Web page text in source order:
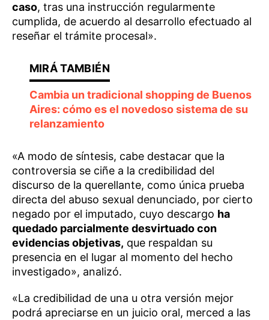
caso, tras una instrucción regularmente
cumplida, de acuerdo al desarrollo efectuado al
reseñar el trámite procesal».
Cambia un tradicional shopping de Buenos
Aires: cómo es el novedoso sistema de su
relanzamiento
«A modo de síntesis, cabe destacar que la
controversia se ciñe a la credibilidad del
discurso de la querellante, como única prueba
directa del abuso sexual denunciado, por cierto
negado por el imputado, cuyo descargo ha
quedado parcialmente desvirtuado con
evidencias objetivas, que respaldan su
presencia en el lugar al momento del hecho
investigado», analizó.
«La credibilidad de una u otra versión mejor
podrá apreciarse en un juicio oral, merced a las